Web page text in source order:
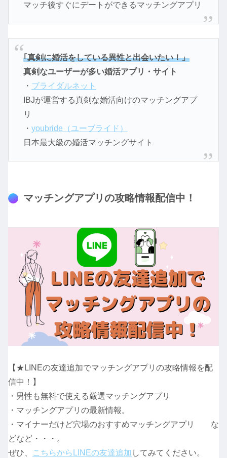
マッチ後すぐにデートができるマッチングアプリ
｢真剣に婚活をしている異性と出会いたい！」
真剣なユーザーが多い婚活アプリ・サイト
・ ブライダルネット
IBJが運営する真剣な婚活向けのマッチングアプ
リ
・ youbride（ユーブライド）
日本最大級の婚活マッチングサイト
マッチングアプリの攻略情報配信中！
【★LINEの友達追加でマッチングアプリの攻略情報を配
信中！】
・男性も無料で使える厳選マッチングアプリ
・マッチングアプリの最新情報。
・マイナーだけど穴場のおすすめマッチングアプリ な
どなど・・・。
ぜひ、
こちらからLINEの友達追加 してみてください。